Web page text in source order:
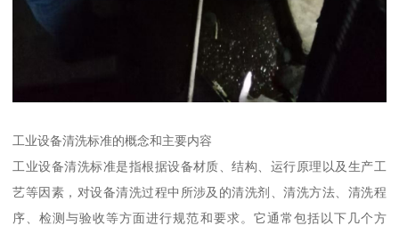
工业设备清洗标准的概念和主要内容
工业设备清洗标准是指根据设备材质、结构、运行原理以及生产工
艺等因素，对设备清洗过程中所涉及的清洗剂、清洗方法、清洗程
序、检测与验收等方面进行规范和要求。它通常包括以下几个方